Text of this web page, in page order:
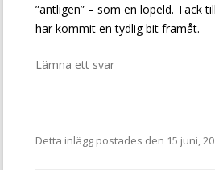
”äntligen” – som en löpeld. Tack
har kommit en tydlig bit framåt.
Lämna ett svar
Detta inlägg postades den 15 juni,